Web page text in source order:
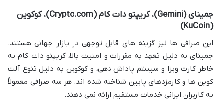
جمینای (Gemini)، کریپتو دات کام (Crypto.com)، کوکوین
(KuCoin)
این صرافی ها نیز گزینه های قابل توجهی در بازار جهانی هستند.
جمینای به دلیل تعهد به مقررات و امنیت بالا، کریپتو دات کام به
خاطر کارت ویزا و سیستم پاداش دهی، و کوکوین به دلیل تنوع آلت
کوین ها و کارمزدهای پایین شناخته شده اند. هر سه صرافی معمولاً
به کاربران ایرانی خدمات مستقیم ارائه نمی دهند.